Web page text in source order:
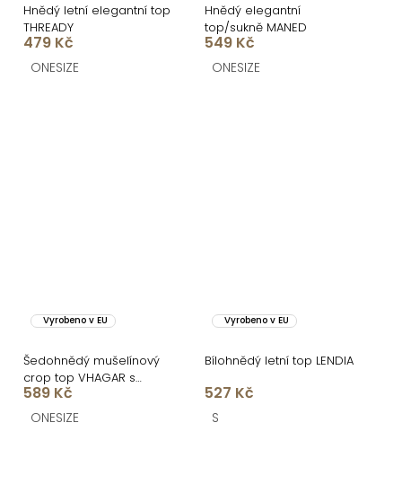
Hnědý letní elegantní top
THREADY
479 Kč
ONESIZE
Hnědý elegantní
top/sukně MANED
549 Kč
ONESIZE
Vyrobeno v EU
Šedohnědý mušelínový
crop top VHAGAR s
dlouhým rukávem
589 Kč
ONESIZE
Vyrobeno v EU
Bílohnědý letní top LENDIA
527 Kč
S